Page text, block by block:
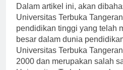
Dalam artikel ini, akan
Universitas Terbuka
pendidikan tinggi yang telah
besar dalam dunia
Universitas Terbuka
2000 dan merupakan salah